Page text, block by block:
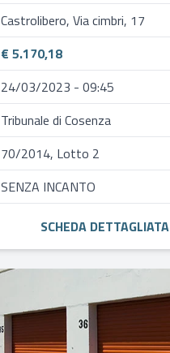
Castrolibero, Via cimbri, 17
€ 5.170,18
24/03/2023 - 09:45
Tribunale di Cosenza
70/2014, Lotto 2
SENZA INCANTO
SCHEDA DETTAGLIATA